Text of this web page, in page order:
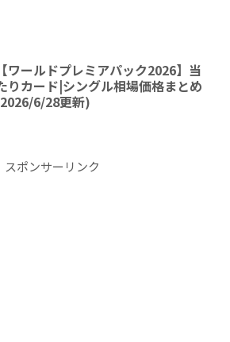
【ワールドプレミアパック2026】当
りカード|シングル相場価格まとめ
6/28更新)
スポンサーリンク